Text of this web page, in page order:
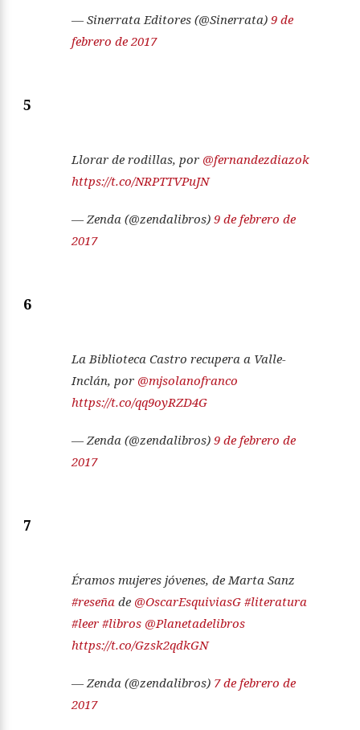
— Sinerrata Editores (@Sinerrata) 9 de
febrero de 2017
5
Llorar de rodillas, por @fernandezdiazok
https://t.co/NRPTTVPuJN
— Zenda (@zendalibros) 9 de febrero de
2017
6
La Biblioteca Castro recupera a Valle-
Inclán, por @mjsolanofranco
https://t.co/qq9oyRZD4G
— Zenda (@zendalibros) 9 de febrero de
2017
7
Éramos mujeres jóvenes, de Marta Sanz
#reseña de @OscarEsquiviasG #literatura
#leer #libros @Planetadelibros
https://t.co/Gzsk2qdkGN
— Zenda (@zendalibros) 7 de febrero de
2017